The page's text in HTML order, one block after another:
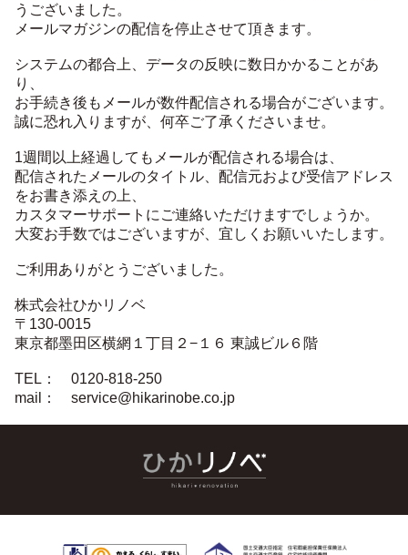
うございました。
メールマガジンの配信を停止させて頂きます。
システムの都合上、データの反映に数日かかることがあ
り、
お手続き後もメールが数件配信される場合がございます。
誠に恐れ入りますが、何卒ご了承くださいませ。
1週間以上経過してもメールが配信される場合は、
配信されたメールのタイトル、配信元および受信アドレス
をお書き添えの上、
カスタマーサポートにご連絡いただけますでしょうか。
大変お手数ではございますが、宜しくお願いいたします。
ご利用ありがとうございました。
株式会社ひかリノベ
〒130-0015
東京都墨田区横網１丁目２−１６ 東誠ビル６階
TEL： 0120-818-250
mail： service@hikarinobe.co.jp